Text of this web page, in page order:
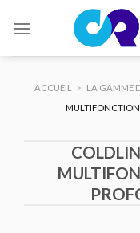
ACCUEIL > LA GAMME